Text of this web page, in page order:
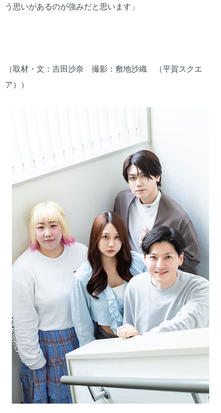
う思いがあるのが強みだと思います」
（取材・文：吉田沙奈 撮影：敷地沙織 （平賀スクエ
ア））